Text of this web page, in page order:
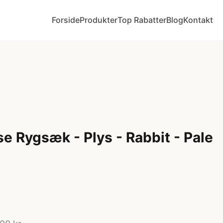
ForsideProdukterTop RabatterBlogKontakt
Rygsæk - Plys - Rabbit - Pale